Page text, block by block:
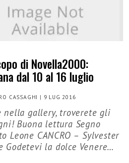
di Novella2000:
dal 10 al 16 luglio
CASSAGHI | 9 LUG 2016
nella gallery, troverete gli
Buona lettura Segno
Leone CANCRO – Sylvester
Godetevi la dolce Venere…